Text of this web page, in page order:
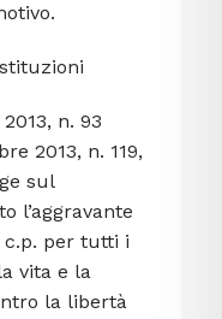
n. 93
2013, n. 119,
sul
l’aggravante
c.p. per tutti i
vita e la
la libertà